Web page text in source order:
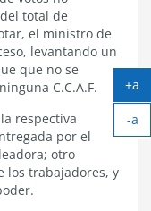
total de
el ministro de
levantando un
que no se
C.C.A.F.
respectiva
por el
otro
los trabajadores, y
+a
-a